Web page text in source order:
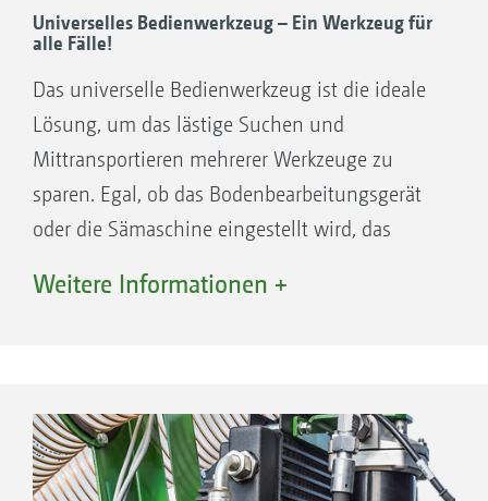
Moderner Bedien-Computer in zwei
Ausstattungsvarianten
Universelles Bedienwerkzeug – Ein Werkzeug für
alle Fälle!
Das universelle Bedienwerkzeug ist die ideale
Lösung, um das lästige Suchen und
Mittransportieren mehrerer Werkzeuge zu
sparen. Egal, ob das Bodenbearbeitungsgerät
oder die Sämaschine eingestellt wird, das
angenehme Bedienung.
Weitere Informationen +